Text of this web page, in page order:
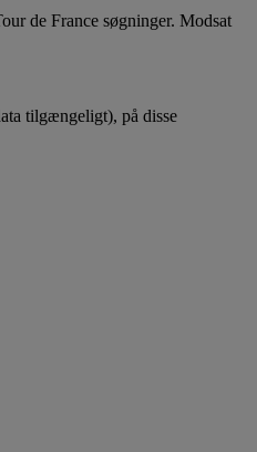
de France søgninger. Modsat
tilgængeligt), på disse